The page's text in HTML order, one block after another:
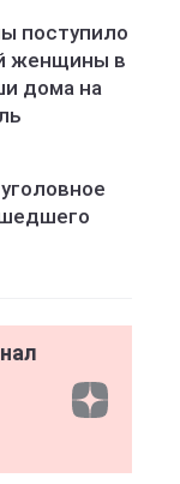
поступило
женщины в
дома на